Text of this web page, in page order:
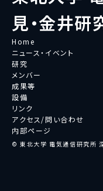
見・金井研
Home
ニュース・イベント
研究
メンバー
成果等
設備
リンク
アクセス/問い合わせ
内部ページ
© 東北大学 電気通信研究所